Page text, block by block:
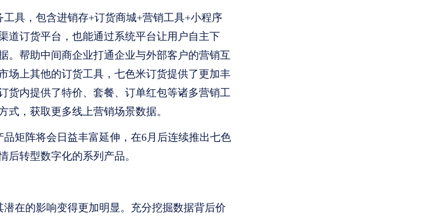
具，包含进销存+订货商城+营销工具+小程序
道订货平台，也能通过系统平台让用户自主下
。帮助中间商企业打通企业与外部客户的营销互
场上其他的订货工具，七色米订货提供了更加丰
货内提供了特价、套餐、订单红包等诸多营销工
，获取更多线上营销场景数据。
矩阵将会日益丰富延伸，在6月后连续推出七色
转型数字化的系列产品。
在的影响变得更加明显。充分挖掘数据背后价